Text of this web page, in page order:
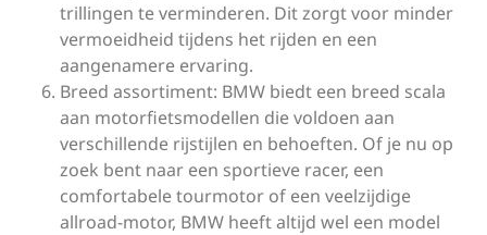
trillingen te verminderen. Dit zorgt voor minder
vermoeidheid tijdens het rijden en een
aangenamere ervaring.
Breed assortiment: BMW biedt een breed scala
aan motorfietsmodellen die voldoen aan
verschillende rijstijlen en behoeften. Of je nu op
zoek bent naar een sportieve racer, een
comfortabele tourmotor of een veelzijdige
allroad-motor, BMW heeft altijd wel een model